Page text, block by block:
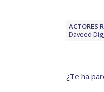
ACTORES
Daveed
¿Te ha